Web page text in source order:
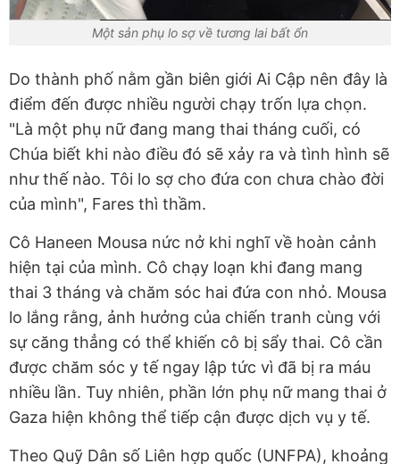
Một sản phụ lo sợ về tương lai bất ổn
Do thành phố nằm gần biên giới Ai Cập nên đây là
điểm đến được nhiều người chạy trốn lựa chọn.
"Là một phụ nữ đang mang thai tháng cuối, có
Chúa biết khi nào điều đó sẽ xảy ra và tình hình sẽ
như thế nào. Tôi lo sợ cho đứa con chưa chào đời
của mình", Fares thì thầm.
Cô Haneen Mousa nức nở khi nghĩ về hoàn cảnh
hiện tại của mình. Cô chạy loạn khi đang mang
thai 3 tháng và chăm sóc hai đứa con nhỏ. Mousa
lo lắng rằng, ảnh hưởng của chiến tranh cùng với
sự căng thẳng có thể khiến cô bị sẩy thai. Cô cần
được chăm sóc y tế ngay lập tức vì đã bị ra máu
nhiều lần. Tuy nhiên, phần lớn phụ nữ mang thai ở
Gaza hiện không thể tiếp cận được dịch vụ y tế.
Theo Quỹ Dân số Liên hợp quốc (UNFPA), khoảng